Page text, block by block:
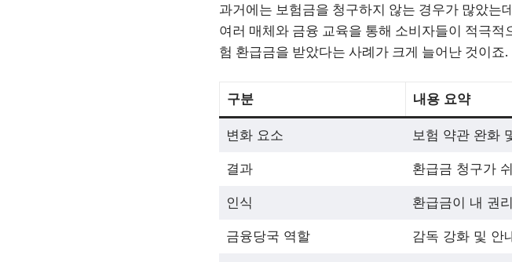
과거에는 보험금을 청구하지 않는 경우가 많았는
여러 매체와 금융 교육을 통해 소비자들이 적극
험 환급금을 받았다는 사례가 크게 늘어난 것이죠.
구분 내용 요약
변화 요소 보험 약관 완화
결과 환급금 청구가
인식 환급금이 내 권
금융당국 역할 감독 강화 및 안